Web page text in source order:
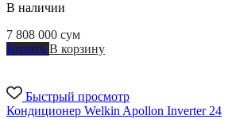
В наличии
7 808 000 сум
Купить В корзину
Быстрый просмотр
Кондиционер Welkin Apollon Inverter 24